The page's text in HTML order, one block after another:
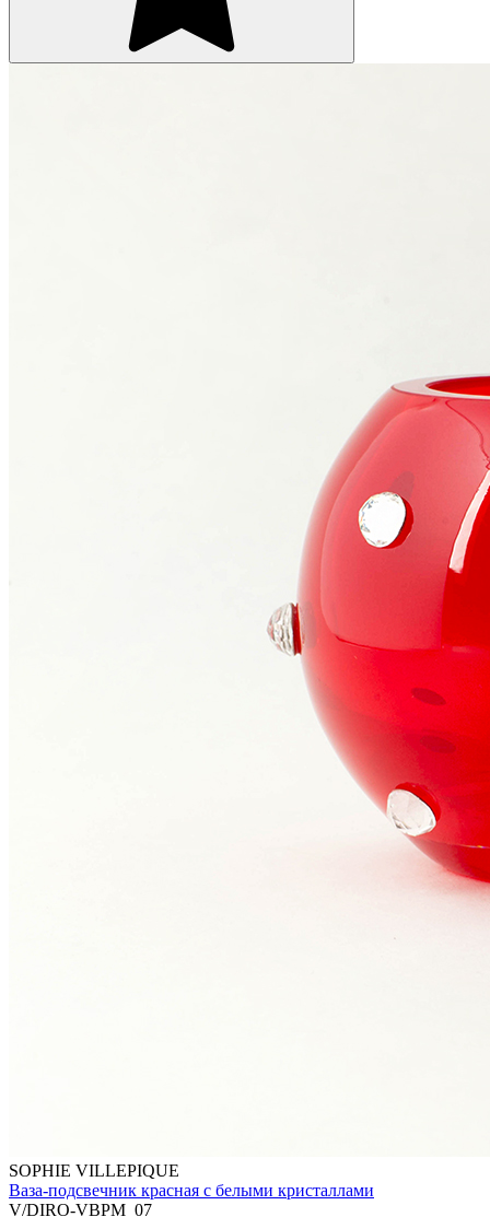
SOPHIE VILLEPIQUE
Ваза-подсвечник красная с белыми кристаллами
V/DIRO-VBPM_07